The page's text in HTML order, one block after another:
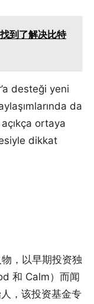
到了解决比特
desteği yeni
da
ortaya
dikkat
，以早期投资独
和 Calm）而闻
，该投资基金专